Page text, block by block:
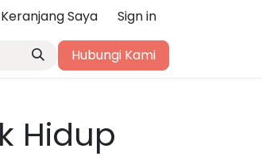
Keranjang Saya Sign in
Hubungi Kami
Hidup